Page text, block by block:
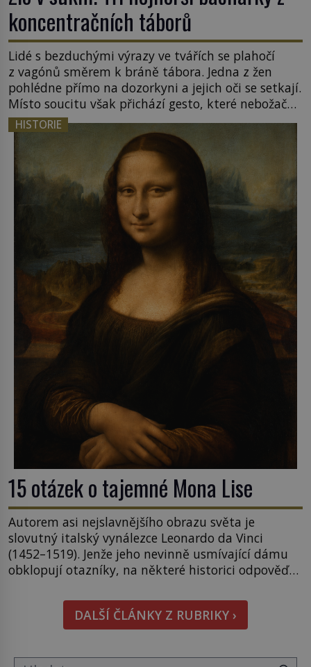
koncentračních táborů
Lidé s bezduchými výrazy ve tvářích se plahočí
z vagónů směrem k bráně tábora. Jedna z žen
pohlédne přímo na dozorkyni a jejich oči se setkají.
Místo soucitu však přichází gesto, které nebožačku
posílá rovnou do plynové komory. Jména jako
Rudolf Höss (1901–1947), Josef Mengele (1911–
1979) či Heinrich Himmler (1900–1945) zná každý,
o koho se historie jen otřela. Jenže […]
HISTORIE
15 otázek o tajemné Mona Lise
Autorem asi nejslavnějšího obrazu světa je
slovutný italský vynálezce Leonardo da Vinci
(1452–1519). Jenže jeho nevinně usmívající dámu
obklopují otazníky, na některé historici odpověď
pověsil Napoleon? Samotný císař Napoleon
Bonaparte (1769–1821) má pro malbu slabost, a
tak si ji ještě jako první konzul přemístí do své
DALŠÍ ČLÁNKY Z RUBRIKY ›